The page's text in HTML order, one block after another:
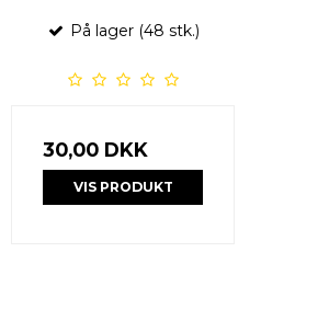
På lager (48 stk.)
30,00 DKK
VIS PRODUKT